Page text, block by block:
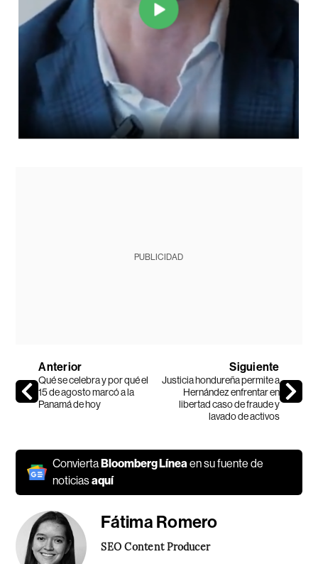
PUBLICIDAD
Anterior
Qué se celebra y por qué el
15 de agosto marcó a la
Panamá de hoy
Siguiente
Justicia hondureña permite a
Hernández enfrentar en
libertad caso de fraude y
lavado de activos
ConviertaBloomberg Líneaen su fuente de
noticiasaquí
Fátima Romero
SEO Content Producer